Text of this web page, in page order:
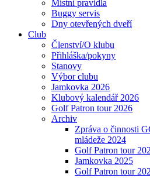
Místní pravidla
Buggy servis
Dny otevřených dveří
Club
Členství/O klubu
Přihláška/pokyny
Stanovy
Výbor clubu
Jamkovka 2026
Klubový kalendář 2026
Golf Patron tour 2026
Archiv
Zpráva o činnosti
mládeže 2024
Golf Patron tour
Jamkovka 2025
Golf Patron tour